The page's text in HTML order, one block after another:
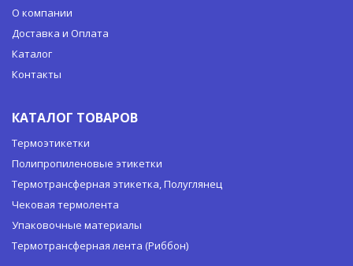
О компании
Доставка и Оплата
Каталог
Контакты
КАТАЛОГ ТОВАРОВ
Термоэтикетки
Полипропиленовые этикетки
Термотрансферная этикетка, Полуглянец
Чековая термолента
Упаковочные материалы
Термотрансферная лента (Риббон)